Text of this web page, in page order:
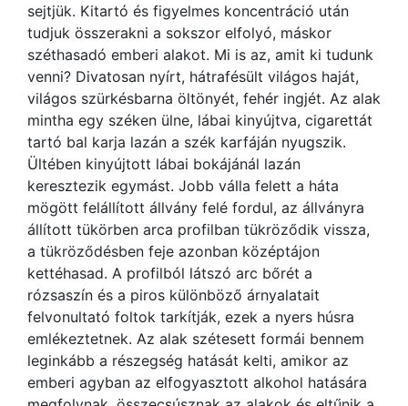
sejtjük. Kitartó és figyelmes koncentráció után
tudjuk összerakni a sokszor elfolyó, máskor
széthasadó emberi alakot. Mi is az, amit ki tudunk
venni? Divatosan nyírt, hátrafésült világos haját,
világos szürkésbarna öltönyét, fehér ingjét. Az alak
mintha egy széken ülne, lábai kinyújtva, cigarettát
tartó bal karja lazán a szék karfáján nyugszik.
Ültében kinyújtott lábai bokájánál lazán
keresztezik egymást. Jobb válla felett a háta
mögött felállított állvány felé fordul, az állványra
állított tükörben arca profilban tükröződik vissza,
a tükröződésben feje azonban középtájon
kettéhasad. A profilból látszó arc bőrét a
rózsaszín és a piros különböző árnyalatait
felvonultató foltok tarkítják, ezek a nyers húsra
emlékeztetnek. Az alak szétesett formái bennem
leginkább a részegség hatását kelti, amikor az
emberi agyban az elfogyasztott alkohol hatására